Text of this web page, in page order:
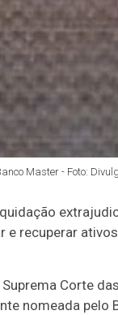
Master - Foto:
e recuperar
Corte
nomeada pelo